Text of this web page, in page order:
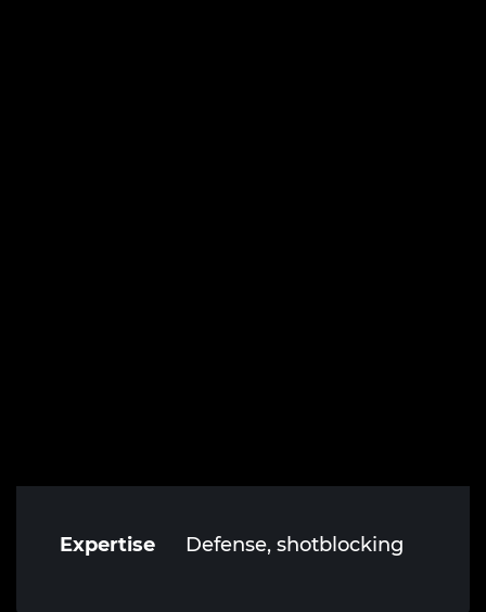
Expertise Defense, shotblocking